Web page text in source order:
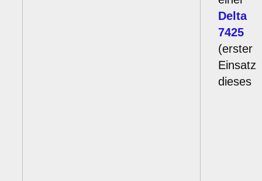
Delta
7425
(erster
Einsatz
dieses